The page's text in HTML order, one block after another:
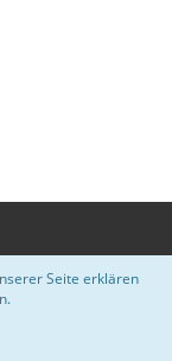
3.1.29
Seite erklären